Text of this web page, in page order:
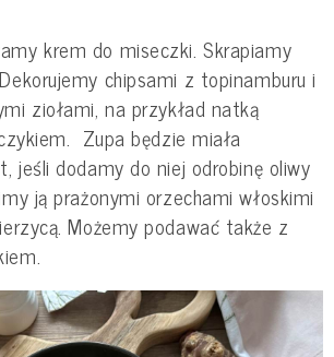
krem do miseczki. Skrapiamy
chipsami z topinamburu i
ziołami, na przykład natką
Zupa będzie miała
jeśli dodamy do niej odrobinę oliwy
ją prażonymi orzechami włoskimi
Możemy podawać także z